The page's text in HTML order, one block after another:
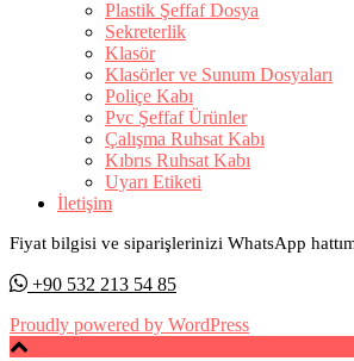
Plastik Şeffaf Dosya
Sekreterlik
Klasör
Klasörler ve Sunum Dosyaları
Poliçe Kabı
Pvc Şeffaf Ürünler
Çalışma Ruhsat Kabı
Kıbrıs Ruhsat Kabı
Uyarı Etiketi
İletişim
Fiyat bilgisi ve siparişlerinizi WhatsApp
+90 532 213 54 85
Proudly powered by WordPress